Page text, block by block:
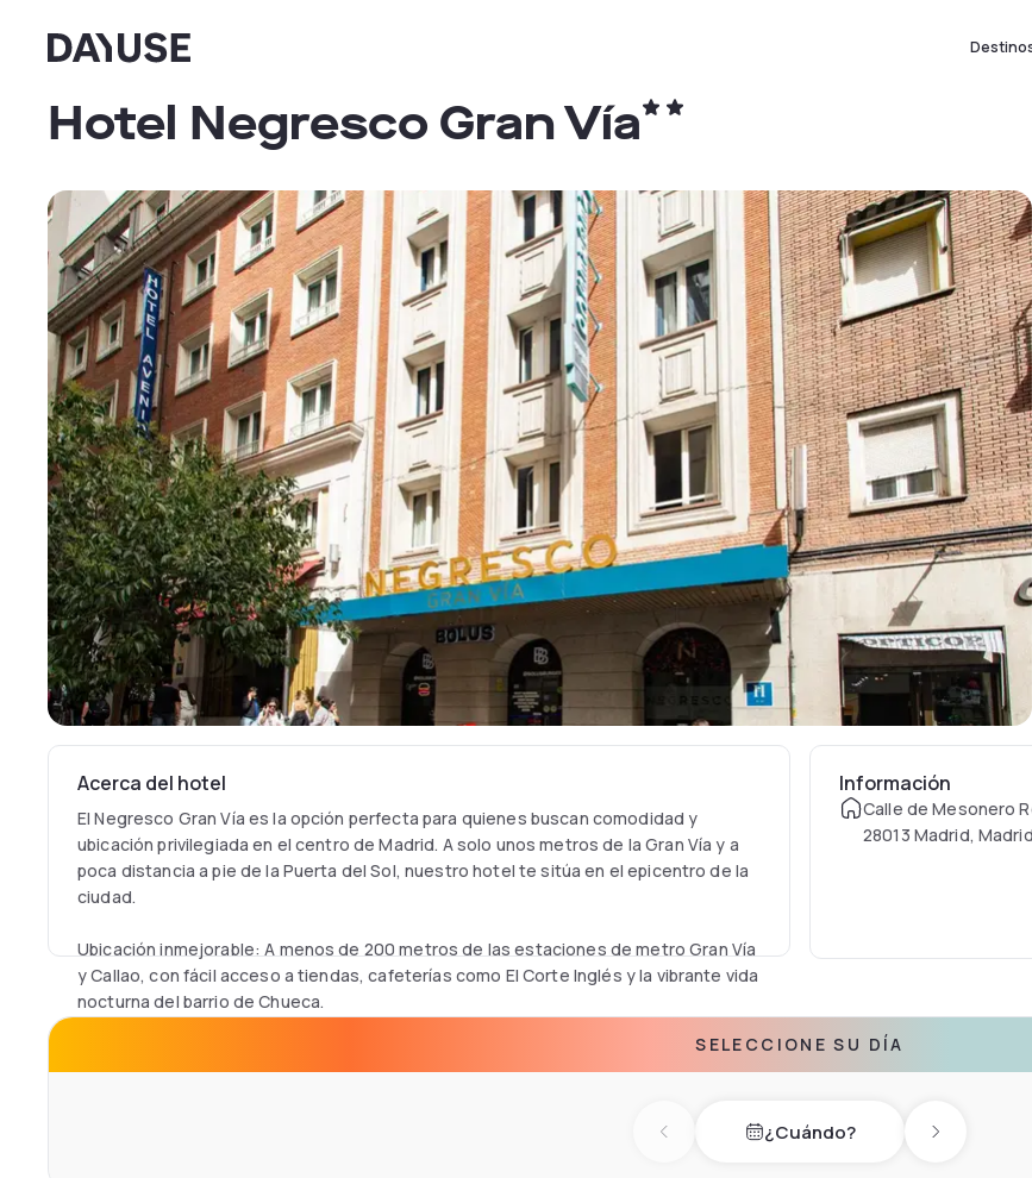
Dayuse
Hotel Negresco Gran Vía
Acerca del hotel
El Negresco Gran Vía es la opción perfecta para quienes buscan comodidad y
ubicación privilegiada en el centro de Madrid. A solo unos metros de la Gran Vía y a
poca distancia a pie de la Puerta del Sol, nuestro hotel te sitúa en el epicentro de la
ciudad.
Ubicación inmejorable: A menos de 200 metros de las estaciones de metro Gran Vía
y Callao, con fácil acceso a tiendas, cafeterías como El Corte Inglés y la vibrante vida
nocturna del barrio de Chueca.
Habitaciones equipadas para tu confort: Aire acondicionado, calefacción, TV vía
satélite, escritorio y un baño moderno con ducha y secador de pelo. Servicios a tu
Información
Calle de Mesonero
28013 Madrid,
SELECCIONE SU DÍA
Previous day¿Cuándo? Next day